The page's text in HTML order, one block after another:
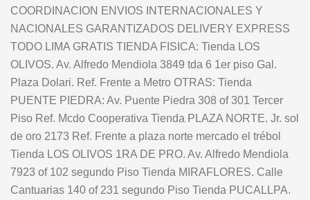
COORDINACION ENVIOS INTERNACIONALES Y
NACIONALES GARANTIZADOS DELIVERY EXPRESS
TODO LIMA GRATIS TIENDA FISICA: Tienda LOS
OLIVOS. Av. Alfredo Mendiola 3849 tda 6 1er piso Gal.
Plaza Dolari. Ref. Frente a Metro OTRAS: Tienda
PUENTE PIEDRA: Av. Puente Piedra 308 of 301 Tercer
Piso Ref. Mcdo Cooperativa Tienda PLAZA NORTE. Jr. sol
de oro 2173 Ref. Frente a plaza norte mercado el trébol
Tienda LOS OLIVOS 1RA DE PRO. Av. Alfredo Mendiola
7923 of 102 segundo Piso Tienda MIRAFLORES. Calle
Cantuarias 140 of 231 segundo Piso Tienda PUCALLPA.